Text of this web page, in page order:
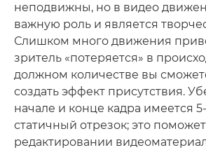
неподвижны, но в видео
важную роль и является
Слишком много движения
зритель «потеряется» в
должном количестве вы
создать эффект присутствия.
начале и конце кадра имеется
статичный отрезок; это
редактировании